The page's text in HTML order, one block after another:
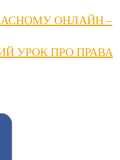
ОНЛАЙН –
УРОК ПРО ПРАВА